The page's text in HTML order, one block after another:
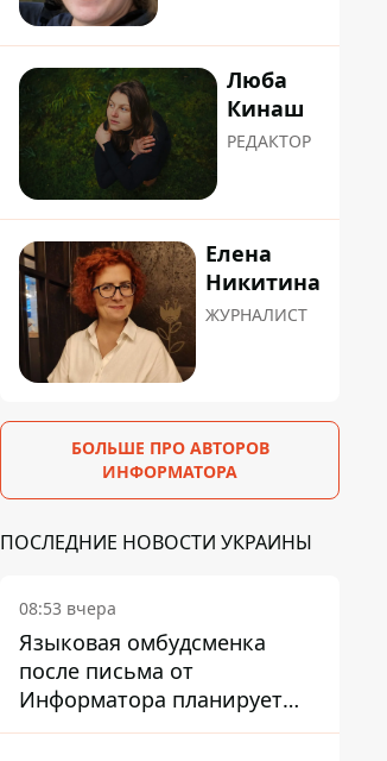
Люба
Кинаш
РЕДАКТОР
Елена
Никитина
ЖУРНАЛИСТ
БОЛЬШЕ ПРО АВТОРОВ
ИНФОРМАТОРА
ПОСЛЕДНИЕ НОВОСТИ УКРАИНЫ
08:53 вчера
Языковая омбудсменка
после письма от
Информатора планирует
наказать компанию-